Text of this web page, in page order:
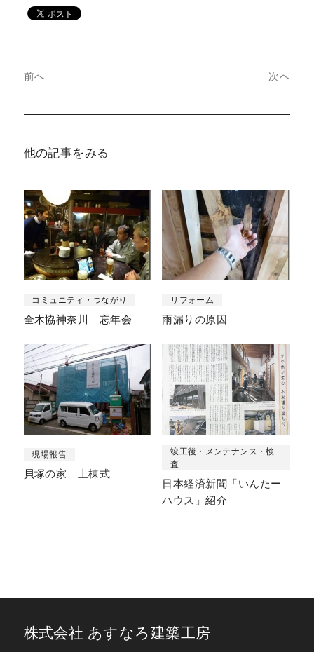
前へ 次へ
他の記事をみる
コミュニティ・つながり
全木協神奈川 忘年会
リフォーム
雨漏りの原因
現場報告
貝塚の家 上棟式
竣工後・メンテナンス・検
査
日本経済新聞「いんたー
ハウス」紹介
株式会社 あすなろ建築工房